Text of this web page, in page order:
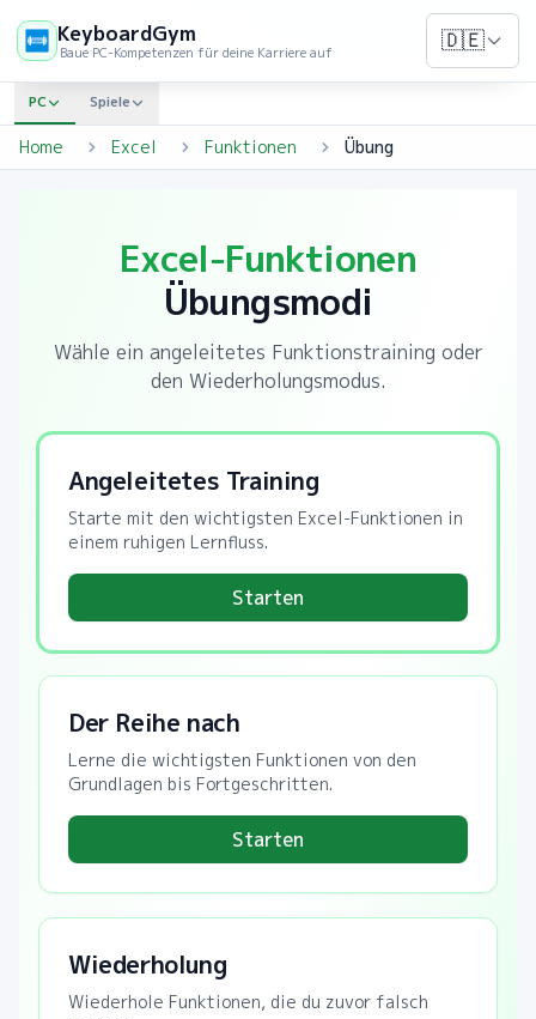
KeyboardGym
Baue PC-Kompetenzen für deine Karriere auf 🇩🇪
PC Spiele
Home Excel Funktionen Übung
Excel-Funktionen
Übungsmodi
Wähle ein angeleitetes Funktionstraining oder
den Wiederholungsmodus.
Angeleitetes Training
Starte mit den wichtigsten Excel-Funktionen in
einem ruhigen Lernfluss.
Starten
Der Reihe nach
Lerne die wichtigsten Funktionen von den
Grundlagen bis Fortgeschritten.
Starten
Wiederholung
Wiederhole Funktionen, die du zuvor falsch